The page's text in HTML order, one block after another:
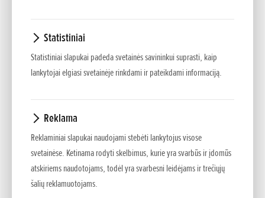
Statistiniai
Statistiniai slapukai padeda svetainės savininkui suprasti, kaip
lankytojai elgiasi svetainėje rinkdami ir pateikdami informaciją.
Reklama
Reklaminiai slapukai naudojami stebėti lankytojus visose
svetainėse. Ketinama rodyti skelbimus, kurie yra svarbūs ir įdomūs
atskiriems naudotojams, todėl yra svarbesni leidėjams ir trečiųjų
šalių reklamuotojams.